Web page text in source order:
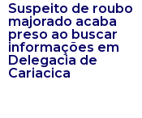
Suspeito de roubo
majorado acaba
preso ao buscar
informações em
Delegacia de
Cariacica